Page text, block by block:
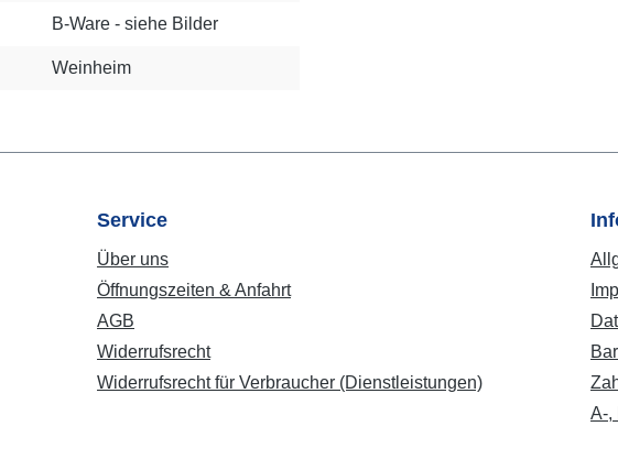
B-Ware - siehe Bilder
Weinheim
Service
Über uns
Öffnungszeiten & Anfahrt
AGB
Widerrufsrecht
Widerrufsrecht für Verbraucher (Dienstleistungen)
A-,